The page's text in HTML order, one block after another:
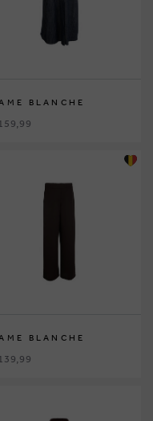
BLANCHE
BLANCHE